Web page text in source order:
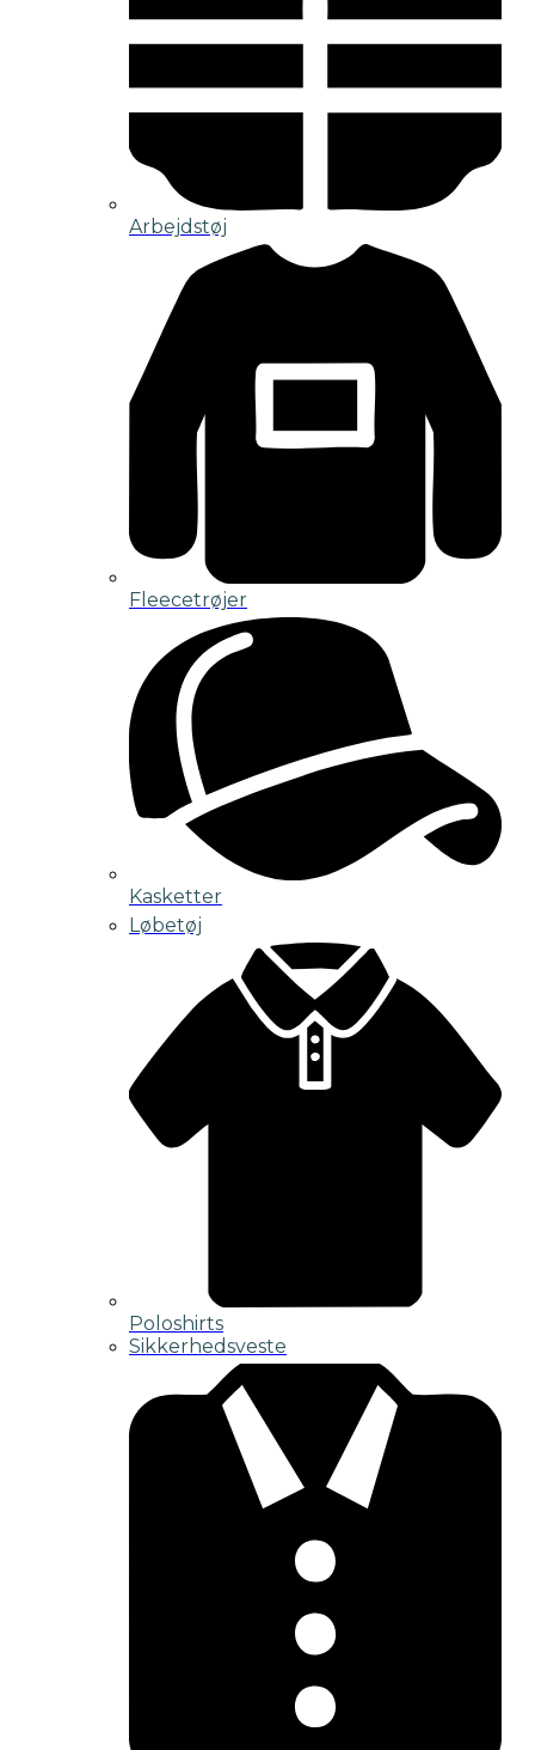
Arbejdstøj
Fleecetrøjer
Kasketter
Løbetøj
Poloshirts
Sikkerhedsveste